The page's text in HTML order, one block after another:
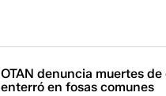
OTAN denuncia muertes
enterró en fosas comunes